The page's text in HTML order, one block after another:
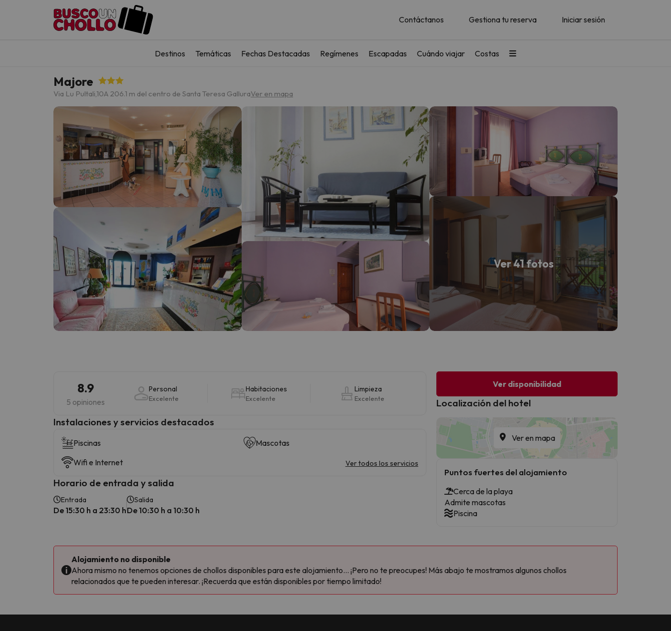
Contáctanos Gestiona tu reserva Iniciar sesión
Destinos Temáticas Fechas Destacadas Regímenes Escapadas Cuándo viajar Costas
Majore
Via Lu Pultali,10A 206.1 m del centro de Santa Teresa GalluraVer en mapa
Ver 41 fotos
8.9
5 opiniones
Personal
Excelente
Habitaciones
Excelente
Limpieza
Excelente
Instalaciones y servicios destacados
Piscinas
Mascotas
Wifi e Internet
Ver todos los servicios
Horario de entrada y salida
Entrada
De 15:30 h a 23:30 h
Salida
De 10:30 h a 10:30 h
Ver disponibilidad
Localización del hotel
Ver en mapa
Puntos fuertes del alojamiento
Cerca de la playa
Admite mascotas
Piscina
Alojamiento no disponible
Ahora mismo no tenemos opciones de chollos disponibles para este alojamiento... ¡Pero no te preocupes! Más abajo te mostramos algunos chollos
relacionados que te pueden interesar. ¡Recuerda que están disponibles por tiempo limitado!